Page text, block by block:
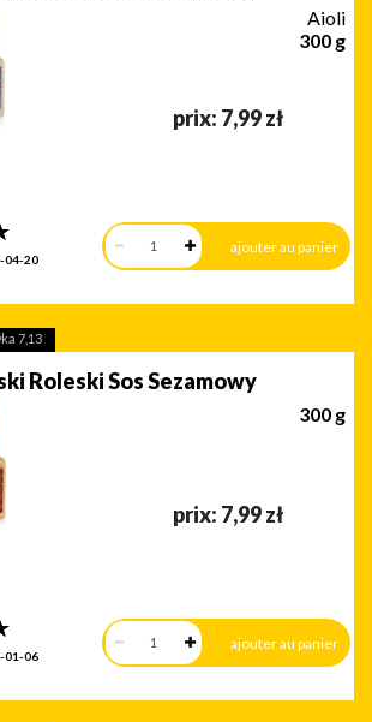
Aioli
300 g
prix: 7,99 zł
04-20
7,13
Roleski Sos Sezamowy
300 g
prix: 7,99 zł
01-06